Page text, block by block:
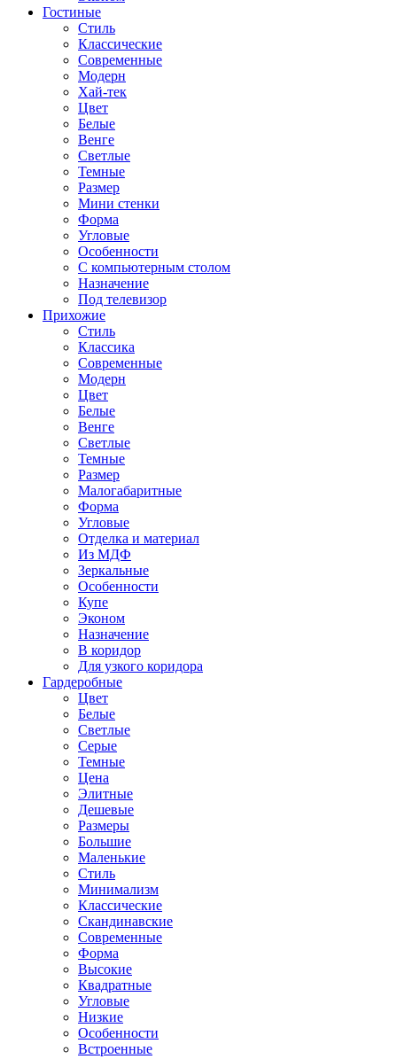
Гостиные
Стиль
Классические
Современные
Модерн
Хай-тек
Цвет
Белые
Венге
Светлые
Темные
Размер
Мини стенки
Форма
Угловые
Особенности
С компьютерным столом
Назначение
Под телевизор
Прихожие
Стиль
Классика
Современные
Модерн
Цвет
Белые
Венге
Светлые
Темные
Размер
Малогабаритные
Форма
Угловые
Отделка и материал
Из МДФ
Зеркальные
Особенности
Купе
Эконом
Назначение
В коридор
Для узкого коридора
Гардеробные
Цвет
Белые
Светлые
Серые
Темные
Цена
Элитные
Дешевые
Размеры
Большие
Маленькие
Стиль
Минимализм
Классические
Скандинавские
Современные
Форма
Высокие
Квадратные
Угловые
Низкие
Особенности
Встроенные